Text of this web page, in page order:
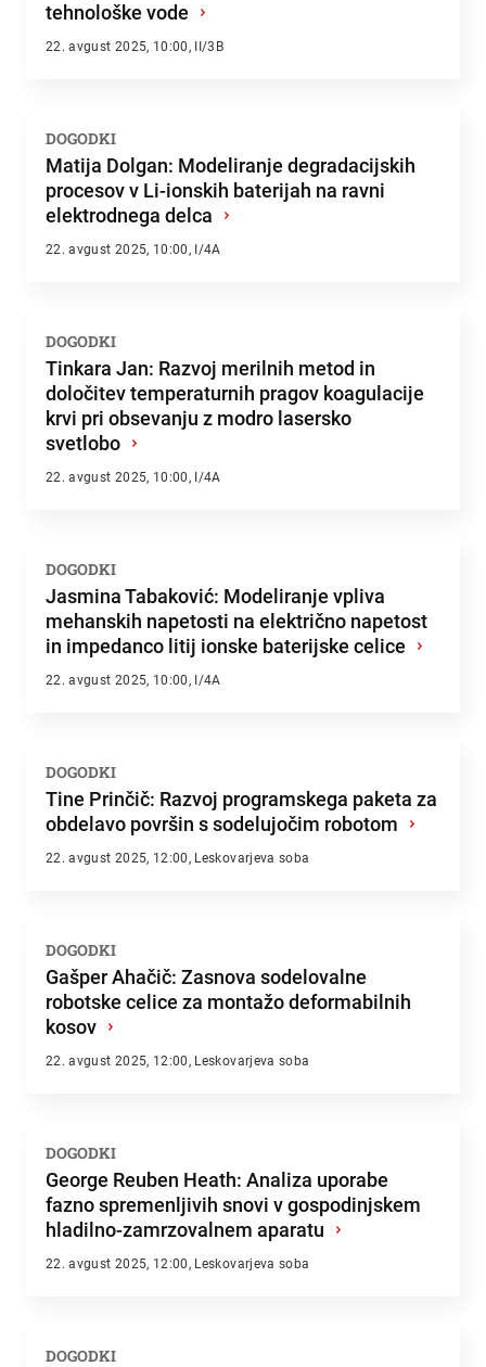
tehnološke vode ›
22. avgust 2025, 10:00, II/3B
DOGODKI
Matija Dolgan: Modeliranje degradacijskih
procesov v Li-ionskih baterijah na ravni
elektrodnega delca ›
22. avgust 2025, 10:00, I/4A
DOGODKI
Tinkara Jan: Razvoj merilnih metod in
določitev temperaturnih pragov koagulacije
krvi pri obsevanju z modro lasersko
svetlobo ›
22. avgust 2025, 10:00, I/4A
DOGODKI
Jasmina Tabaković: Modeliranje vpliva
mehanskih napetosti na električno napetost
in impedanco litij ionske baterijske celice ›
22. avgust 2025, 10:00, I/4A
DOGODKI
Tine Prinčič: Razvoj programskega paketa za
obdelavo površin s sodelujočim robotom ›
22. avgust 2025, 12:00, Leskovarjeva soba
DOGODKI
Gašper Ahačič: Zasnova sodelovalne
robotske celice za montažo deformabilnih
kosov ›
22. avgust 2025, 12:00, Leskovarjeva soba
DOGODKI
George Reuben Heath: Analiza uporabe
fazno spremenljivih snovi v gospodinjskem
hladilno-zamrzovalnem aparatu ›
22. avgust 2025, 12:00, Leskovarjeva soba
DOGODKI